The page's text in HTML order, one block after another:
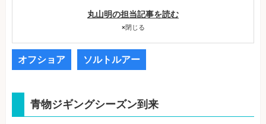
丸山明の担当記事を読む
×閉じる
オフショア ソルトルアー
青物ジギングシーズン到来